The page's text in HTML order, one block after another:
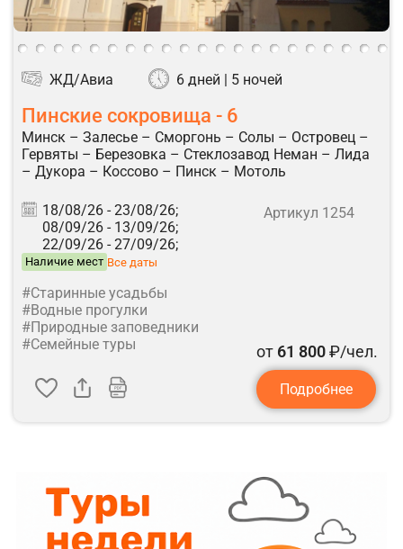
ЖД/Авиа 6 дней | 5 ночей
Пинские сокровища - 6
Минск – Залесье – Сморгонь – Солы – Островец –
Гервяты – Березовка – Стеклозавод Неман – Лида
– Дукора – Коссово – Пинск – Мотоль
18/08/26 - 23/08/26;
08/09/26 - 13/09/26;
22/09/26 - 27/09/26;
Наличие мест Все даты
Артикул 1254
#Старинные усадьбы
#Водные прогулки
#Природные заповедники
#Семейные туры
от 61 800₽/чел.
Подробнее